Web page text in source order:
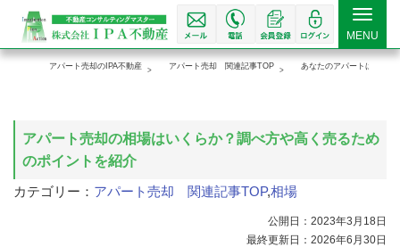
Toggle
MENU
アパート売却のIPA不動産 アパート売却 関連記事TOP あなたのアパートはいく
アパート売却の相場はいくらか？調べ方や高く売るため
のポイントを紹介
カテゴリー： アパート売却 関連記事TOP,相場
公開日：2023年3月18日
最終更新日：2026年6月30日